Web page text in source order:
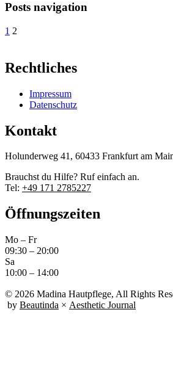
Posts navigation
1 2
Rechtliches
Impressum
Datenschutz
Kontakt
Holunderweg 41, 60433 Frankfurt am
Brauchst du Hilfe? Ruf einfach an.
Tel: +49 171 2785227
Öffnungszeiten
Mo – Fr
09:30 – 20:00
Sa
10:00 – 14:00
© 2026 Madina Hautpflege, All Rights
by Beautinda × Aesthetic Journal